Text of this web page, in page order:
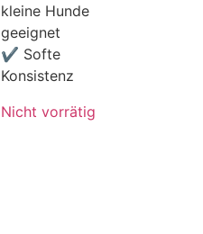
kleine Hunde
geeignet
✔ Softe
Konsistenz
Nicht vorrätig